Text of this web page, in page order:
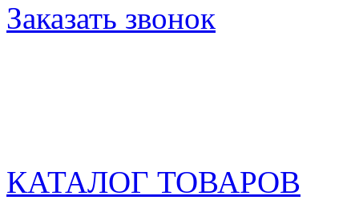
Заказать звонок
КАТАЛОГ ТОВАРОВ